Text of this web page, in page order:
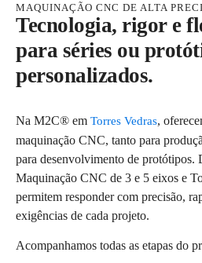
MAQUINAÇÃO CNC DE ALTA
Tecnologia, rigor e
para séries ou
personalizados.
Na M2C® em Torres Vedras,
maquinação CNC, tanto para
para desenvolvimento de protótipos.
Maquinação CNC de 3 e 5 eixos e
permitem responder com precisão,
exigências de cada projeto.
Acompanhamos todas as etapas do